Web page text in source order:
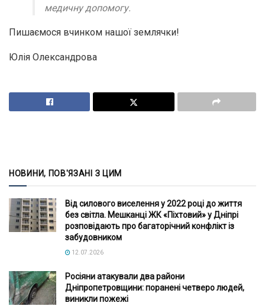
медичну допомогу.
Пишаємося вчинком нашої землячки!
Юлія Олександрова
НОВИНИ, ПОВ'ЯЗАНІ З ЦИМ
Від силового виселення у 2022 році до життя
без світла. Мешканці ЖК «Піхтовий» у Дніпрі
розповідають про багаторічний конфлікт із
забудовником
12.07.2026
Росіяни атакували два райони
Дніпропетровщини: поранені четверо людей,
виникли пожежі